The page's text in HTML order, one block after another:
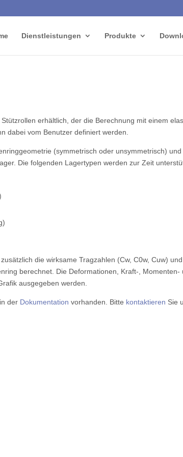
Dienstleistungen Produkte
erhältlich, der die Berechnung mit einem
dabei vom Benutzer definiert werden.
(symmetrisch oder unsymmetrisch)
Die folgenden Lagertypen werden zur Zeit
die wirksame Tragzahlen (Cw, C0w, Cuw)
berechnet. Die Deformationen, Kraft-, Momenten-
ausgegeben werden.
der Dokumentation vorhanden. Bitte kontaktieren Sie